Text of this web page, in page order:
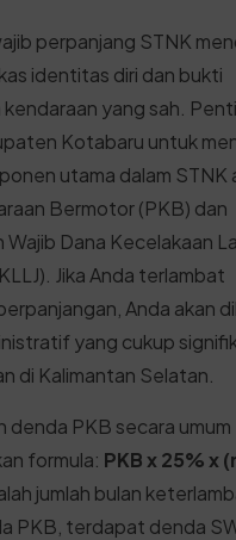
perpanjang STNK
identitas diri dan bukti
kendaraan yang sah.
Kotabaru untuk
utama dalam STNK
Bermotor (PKB) dan
Wajib Dana Kecelakaan
Jika Anda terlambat
Anda akan
yang cukup
di Kalimantan Selatan.
denda PKB secara umum
formula: PKB x 25% x
jumlah bulan
PKB, terdapat denda